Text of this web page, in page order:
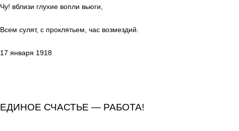
Чу! вблизи глухие вопли вьюги,
Всем сулят, с проклятьем, час возмездий.
17 января 1918
ЕДИНОЕ СЧАСТЬЕ — РАБОТА!